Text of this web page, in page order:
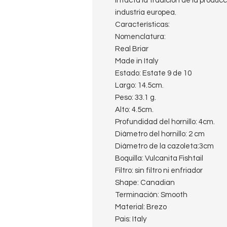
industria europea.
Características:
Nomenclatura:
Real Briar
Made in Italy
Estado: Estate 9 de 10
Largo: 14.5cm.
Peso: 33.1 g.
Alto: 4.5cm.
Profundidad del hornillo: 4cm.
Diámetro del hornillo: 2 cm
Diámetro de la cazoleta:3cm
Boquilla: Vulcanita Fishtail
Filtro: sin filtro ni enfriador
Shape: Canadian
Terminación: Smooth
Material: Brezo
Pais: Italy